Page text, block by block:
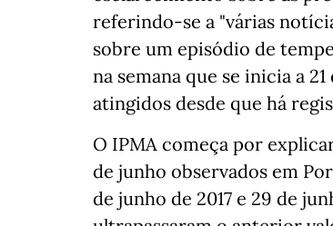
referindo-se a "várias
sobre um episódio de
na semana que se inicia a
atingidos desde que há
O IPMA começa por
de junho observados em
de junho de 2017 e 29 de